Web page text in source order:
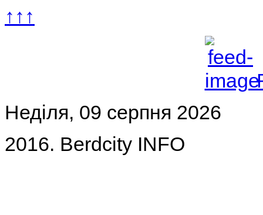
↑↑↑
Неділя, 09 серпня 2026
2016. Berdcity INFO